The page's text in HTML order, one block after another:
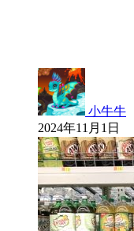
小牛牛
2024年11月1日